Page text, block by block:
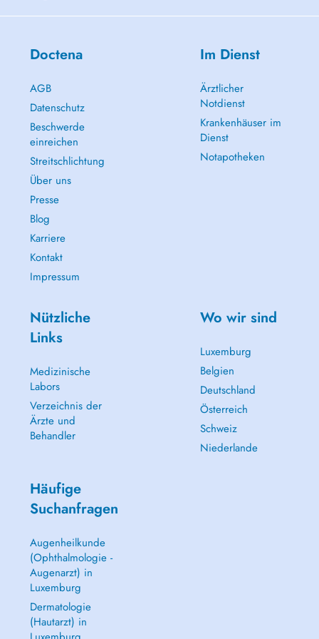
Doctena
AGB
Datenschutz
Beschwerde
einreichen
Streitschlichtung
Über uns
Presse
Blog
Karriere
Kontakt
Impressum
Im Dienst
Ärztlicher
Notdienst
Krankenhäuser im
Dienst
Notapotheken
Nützliche
Links
Medizinische
Labors
Verzeichnis der
Ärzte und
Behandler
Wo wir sind
Luxemburg
Belgien
Deutschland
Österreich
Schweiz
Niederlande
Häufige
Suchanfragen
Augenheilkunde
(Ophthalmologie -
Augenarzt) in
Luxemburg
Dermatologie
(Hautarzt) in